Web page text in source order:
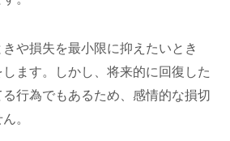
や損失を最小限に抑えたいとき
ます。しかし、将来的に回復した
行為でもあるため、感情的な損切
。